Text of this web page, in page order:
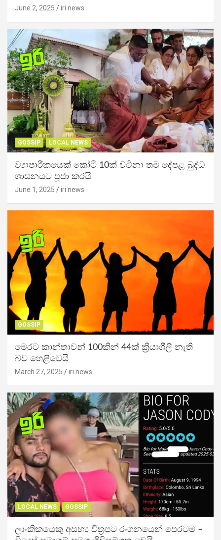
June 2, 2025 iri news
GOSSIP LOCAL NEWS
ව්‍යාපාරිකයෙක් කෝටි 10ක් වටිනා තම දේපළ බුද්ධ
ශාසනයට පූජා කරයි
June 1, 2025 iri news
GOSSIP
මෙරට කාන්තාවන් 100කින් 44ක් ක්‍රියාශීලී නැති
බව හෙළිවෙයි
March 27, 2025 iri news
LOCAL NEWS GOSSIP
ලාංකිකයෙකු අසභ්‍ය චිත්‍රපට රංගනයෙන් පෙරටම –